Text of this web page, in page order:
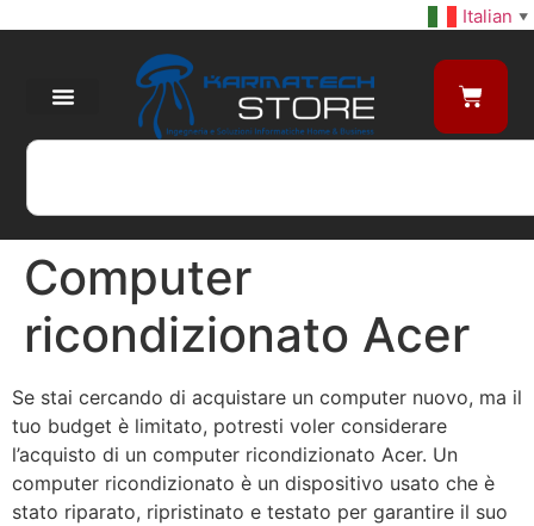
Italian ▼
Computer
ricondizionato Acer
Se stai cercando di acquistare un computer nuovo, ma il
tuo budget è limitato, potresti voler considerare
l’acquisto di un computer ricondizionato Acer. Un
computer ricondizionato è un dispositivo usato che è
stato riparato, ripristinato e testato per garantire il suo